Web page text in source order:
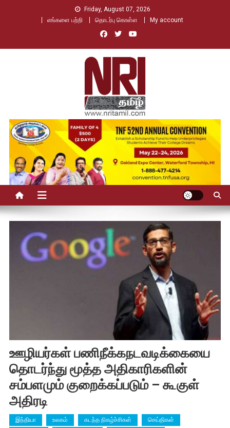
Friday, August 07, 2026
எங்களை பற்றி
தொடர்பு கொள்ள My account
Nri Tamil
உலக தமிழர்களின் உரத்த குரல்
ஊழியர்கள் பணிநீக்கநடவடிக்கையை
தொடர்ந்து மூத்த அதிகாரிகளின்
சம்பளமும் குறைக்கப்படும் – கூகுள்
அதிரடி
இந்தியா உலகம் கடந்த நிகழ்ச்சிகள்
செய்திகள்